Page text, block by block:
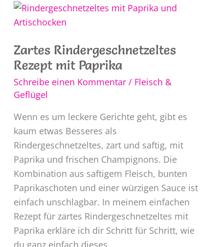
Calvados
Zartes Rindergeschnetzeltes
Rezept mit Paprika
Schreibe einen Kommentar / Fleisch &
Geflügel
Wenn es um leckere Gerichte geht, gibt es
kaum etwas Besseres als
Rindergeschnetzeltes, zart und saftig, mit
Paprika und frischen Champignons. Die
Kombination aus saftigem Fleisch, bunten
Paprikaschoten und einer würzigen Sauce ist
einfach unschlagbar. In meinem einfachen
Rezept für zartes Rindergeschnetzeltes mit
Paprika erkläre ich dir Schritt für Schritt, wie
du ganz einfach dieses